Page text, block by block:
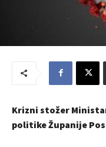
Krizni stožer
politike Županije